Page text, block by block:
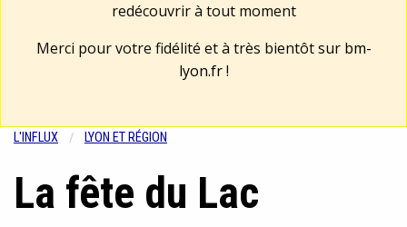
redécouvrir à tout moment
Merci pour votre fidélité et à très bientôt sur bm-
lyon.fr!
L'INFLUX LYON ET RÉGION
La fête du Lac